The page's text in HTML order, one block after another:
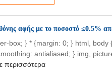
αφής με το ποσοστό ≤0.5%
box; } * {margin: 0; } html, body
antialiased; } img,
περισσότερα